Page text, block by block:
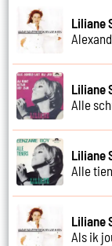
Liliane
Liliane
Alle
Liliane
Alle
Liliane
Als ik